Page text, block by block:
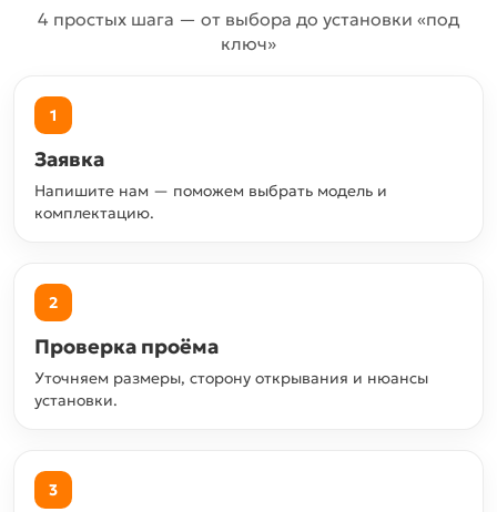
4 простых шага — от выбора до установки «под
ключ»
1
Заявка
Напишите нам — поможем выбрать модель и
комплектацию.
2
Проверка проёма
Уточняем размеры, сторону открывания и нюансы
установки.
3